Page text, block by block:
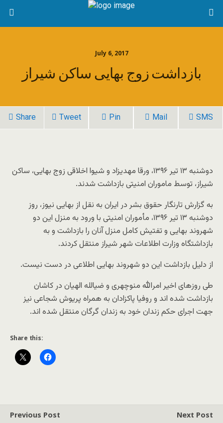
July 6, 2017
بازداشت زوج بهایی ساکن شیراز
Share Tweet Pin Mail SMS
دوشنبه ۱۳ تیر ۱۳۹۶، ورقا مهدیزاد و شیوا اخلاقی زوج بهایی، ساکن
شیراز، توسط ماموران امنیتی بازداشت شدند.
به گزارش تارنگار حقوق بشر در ایران به نقل از بهایی نیوز، روز
دوشنبه ۱۳ تیر ۱۳۹۶، مأموران امنیتی با ورود به منزل این دو
شهروند بهایی و تفتیش کامل منزل آنان را بازداشت و به
بازداشتگاه وزارت اطلاعات شهر شیراز منتقل کردند.
از دلیل بازداشت این دو شهروند بهایی اطلاعی در دست نیست.
طی روزهای اخیر امرالله منوچهری و ضیالله الهیان در کاشان
بازداشت شده اند و روفیا پاکزادان به همراه پریوش شجاعی نیز
جهت اجرای حکم زندان خود به زندان گرگان منتقل شده اند.
Share this:
Previous Post Next Post